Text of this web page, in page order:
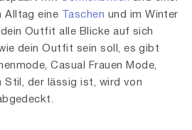
Alltag eine Taschen und im Winter
dein Outfit alle Blicke auf sich
dein Outfit sein soll, es gibt
Casual Frauen Mode,
Stil, der lässig ist, wird von